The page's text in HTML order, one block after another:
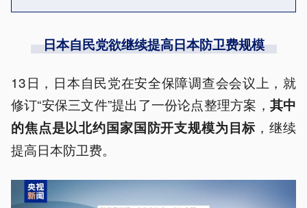
日本自民党欲继续提高日本防卫费规模
13日，日本自民党在安全保障调查会会议上，就
修订“安保三文件”提出了一份论点整理方案， 其中
的焦点是以北约国家国防开支规模为目标 ，继续
提高日本防卫费。